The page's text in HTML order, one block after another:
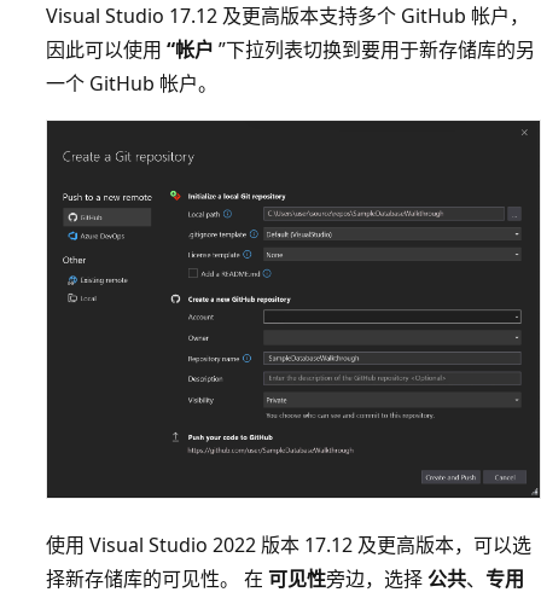
Visual Studio 17.12 及更高版本支持多个 GitHub 帐户，
因此可以使用 “帐户 ”下拉列表切换到要用于新存储库的另
一个 GitHub 帐户。
使用 Visual Studio 2022 版本 17.12 及更高版本，可以选
择新存储库的可见性。 在 可见性旁边，选择公共、 专用